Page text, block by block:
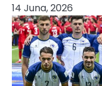
14 Juna, 2026